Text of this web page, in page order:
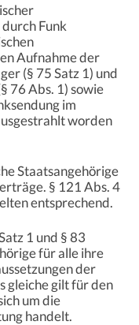
Funk
Aufnahme der
(§ 75 Satz 1) und
76 Abs. 1) sowie
im
worden
Staatsangehörige
§ 121 Abs. 4
entsprechend.
1 und § 83
für alle ihre
der
gleiche gilt für den
um die
handelt.